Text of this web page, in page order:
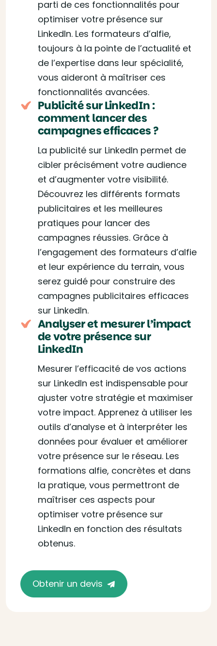
parti de ces fonctionnalités pour
optimiser votre présence sur
LinkedIn. Les formateurs d’alfie,
toujours à la pointe de l’actualité et
de l’expertise dans leur spécialité,
vous aideront à maîtriser ces
fonctionnalités avancées.
Publicité sur LinkedIn :
comment lancer des
campagnes efficaces ?
La publicité sur LinkedIn permet de
cibler précisément votre audience
et d’augmenter votre visibilité.
Découvrez les différents formats
publicitaires et les meilleures
pratiques pour lancer des
campagnes réussies. Grâce à
l’engagement des formateurs d’alfie
et leur expérience du terrain, vous
serez guidé pour construire des
campagnes publicitaires efficaces
sur LinkedIn.
Analyser et mesurer l’impact
de votre présence sur
LinkedIn
Mesurer l’efficacité de vos actions
sur LinkedIn est indispensable pour
ajuster votre stratégie et maximiser
votre impact. Apprenez à utiliser les
outils d’analyse et à interpréter les
données pour évaluer et améliorer
votre présence sur le réseau. Les
formations alfie, concrètes et dans
la pratique, vous permettront de
maîtriser ces aspects pour
optimiser votre présence sur
LinkedIn en fonction des résultats
obtenus.
Obtenir un devis